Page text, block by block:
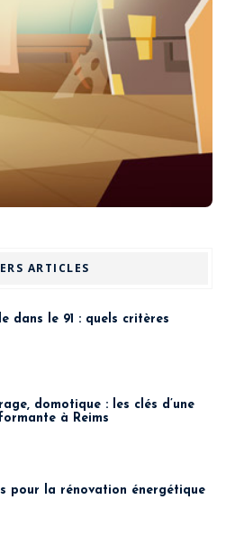
ARTICLES
dans le 91 : quels critères
domotique : les clés d’une
à Reims
pour la rénovation énergétique